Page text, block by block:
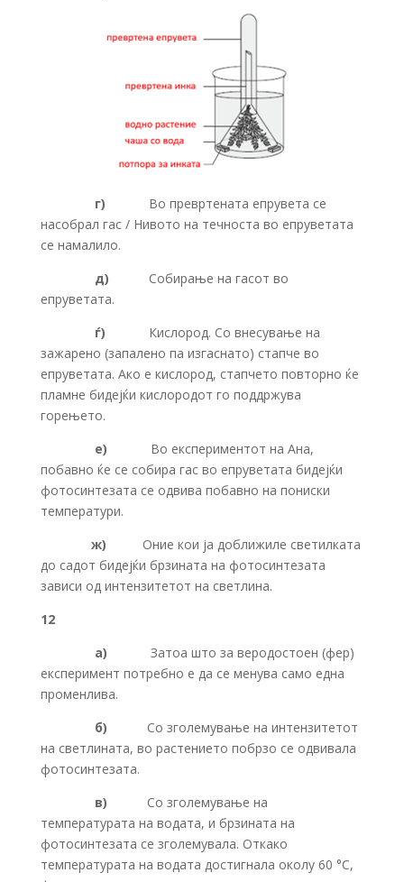
г) Во превртената епрувета се
насобрал гас / Нивото на течноста во епруветата
се намалило.
д) Собирање на гасот во
епруветата.
ѓ) Кислород. Со внесување на
зажарено (запалено па изгаснато) стапче во
епруветата. Ако е кислород, стапчето повторно ќе
пламне бидејќи кислородот го поддржува
горењето.
е) Во експериментот на Ана,
побавно ќе се собира гас во епруветата бидејќи
фотосинтезата се одвива побавно на пониски
температури.
ж) Оние кои ја доближиле светилката
до садот бидејќи брзината на фотосинтезата
зависи од интензитетот на светлина.
12
а) Затоа што за веродостоен (фер)
експеримент потребно е да се менува само една
променлива.
б) Со зголемување на интензитетот
на светлината, во растението побрзо се одвивала
фотосинтезата.
в) Со зголемување на
температурата на водата, и брзината на
фотосинтезата се зголемувала. Откако
температурата на водата достигнала околу 60 °C,